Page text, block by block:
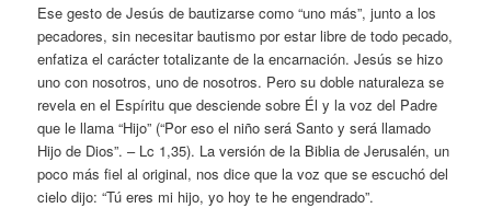
Ese gesto de Jesús de bautizarse como “uno más”, junto a los
pecadores, sin necesitar bautismo por estar libre de todo pecado,
enfatiza el carácter totalizante de la encarnación. Jesús se hizo
uno con nosotros, uno de nosotros. Pero su doble naturaleza se
revela en el Espíritu que desciende sobre Él y la voz del Padre
que le llama “Hijo” (“Por eso el niño será Santo y será llamado
Hijo de Dios”. – Lc 1,35). La versión de la Biblia de Jerusalén, un
poco más fiel al original, nos dice que la voz que se escuchó del
cielo dijo: “Tú eres mi hijo, yo hoy te he engendrado”.